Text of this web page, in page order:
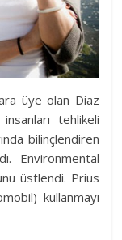
üye olan Diaz
tehlikeli
bilinçlendiren
Environmental
üstlendi. Prius
kullanmayı